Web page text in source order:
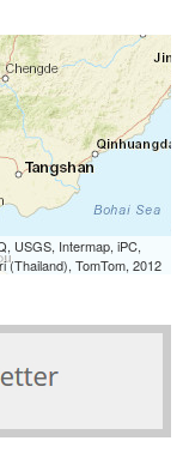
USGS, Intermap, iPC,
(Thailand), TomTom, 2012